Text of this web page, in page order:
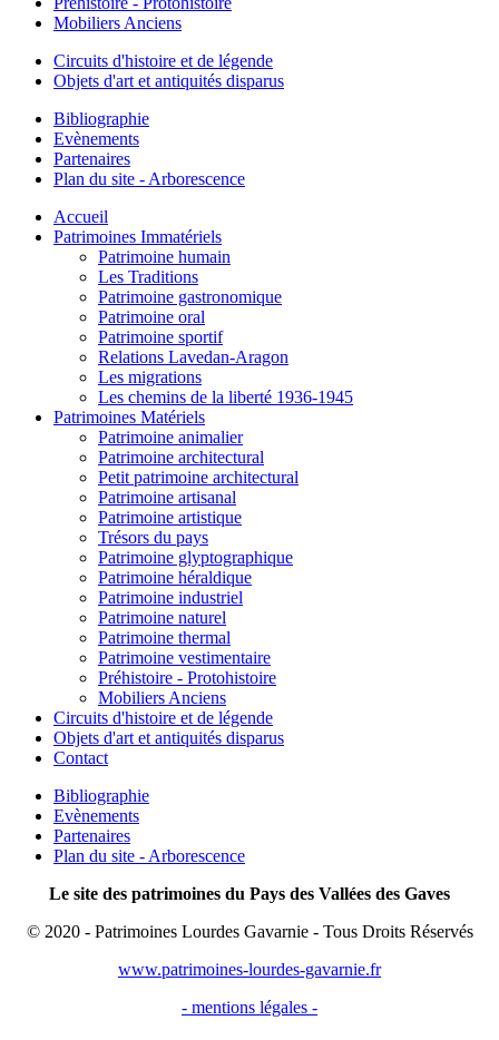
Mobiliers Anciens
Circuits d'histoire et de légende
Objets d'art et antiquités disparus
Bibliographie
Evènements
Partenaires
Plan du site - Arborescence
Accueil
Patrimoines Immatériels
Patrimoine humain
Les Traditions
Patrimoine gastronomique
Patrimoine oral
Patrimoine sportif
Relations Lavedan-Aragon
Les migrations
Les chemins de la liberté 1936-1945
Patrimoines Matériels
Patrimoine animalier
Patrimoine architectural
Petit patrimoine architectural
Patrimoine artisanal
Patrimoine artistique
Trésors du pays
Patrimoine glyptographique
Patrimoine héraldique
Patrimoine industriel
Patrimoine naturel
Patrimoine thermal
Patrimoine vestimentaire
Préhistoire - Protohistoire
Mobiliers Anciens
Circuits d'histoire et de légende
Objets d'art et antiquités disparus
Contact
Bibliographie
Evènements
Partenaires
Plan du site - Arborescence
Le site des patrimoines du Pays des Vallées des Gaves
© 2020 - Patrimoines Lourdes Gavarnie - Tous Droits Réservés
www.patrimoines-lourdes-gavarnie.fr
- mentions légales -